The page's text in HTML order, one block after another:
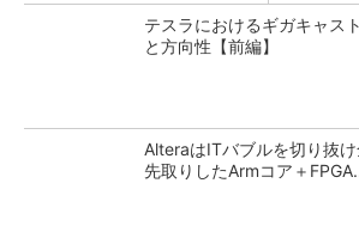
テスラにおけるギガキャス
と方向性【前編】
AlteraはITバブルを切り抜
先取りしたArmコア＋